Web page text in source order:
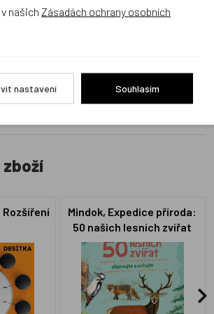
žádné hodnocení,buďte první, kdo
Rozšíření
Mindok, Expedice příroda:
50 našich lesních zvířat
našich Zásadách ochrany osobních
nastavení Souhlasím